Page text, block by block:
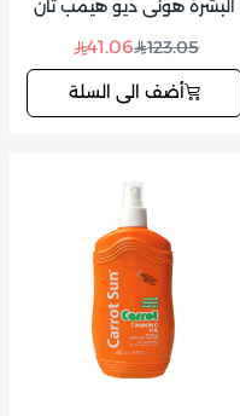
البشرة هوني ديو هيمب تان
123.05
41.06
أضف الى السلة